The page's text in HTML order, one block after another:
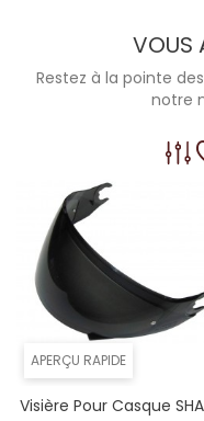
VOUS
Restez à la pointe
notre
APERÇU RAPIDE
Visière Pour Casque